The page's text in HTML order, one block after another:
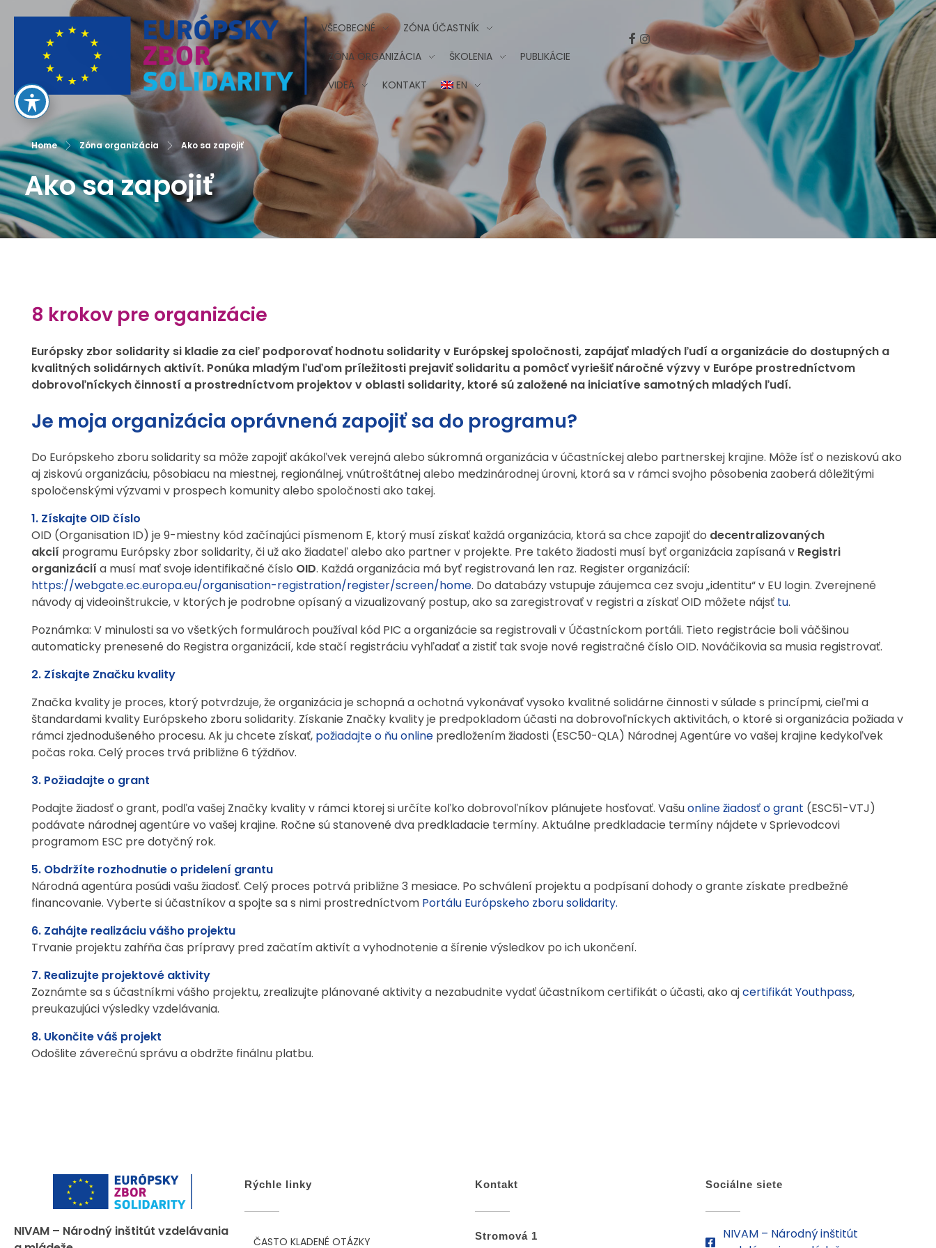
European Solidarity Corps
VŠEOBECNÉ ZÓNA ÚČASTNÍK
ZÓNA ORGANIZÁCIA ŠKOLENIA PUBLIKÁCIE
VIDEÁ KONTAKT EN
Home Zóna organizácia Ako sa zapojiť
Ako sa zapojiť
8 krokov pre organizácie
Európsky zbor solidarity si kladie za cieľ podporovať hodnotu solidarity v Európskej spoločnosti, zapájať mladých ľudí a organizácie do dostupných a
kvalitných solidárnych aktivít. Ponúka mladým ľuďom príležitosti prejaviť solidaritu a pomôcť vyriešiť náročné výzvy v Európe prostredníctvom
dobrovoľníckych činností a prostredníctvom projektov v oblasti solidarity, ktoré sú založené na iniciatíve samotných mladých ľudí.
Je moja organizácia oprávnená zapojiť sa do programu?
Do Európskeho zboru solidarity sa môže zapojiť akákoľvek verejná alebo súkromná organizácia v účastníckej alebo partnerskej krajine. Môže ísť o neziskovú ako
aj ziskovú organizáciu, pôsobiacu na miestnej, regionálnej, vnútroštátnej alebo medzinárodnej úrovni, ktorá sa v rámci svojho pôsobenia zaoberá dôležitými
spoločenskými výzvami v prospech komunity alebo spoločnosti ako takej.
1. Získajte OID číslo
OID (Organisation ID) je 9-miestny kód začínajúci písmenom E, ktorý musí získať každá organizácia, ktorá sa chce zapojiť do decentralizovaných
akcií programu Európsky zbor solidarity, či už ako žiadateľ alebo ako partner v projekte. Pre takéto žiadosti musí byť organizácia zapísaná v Registri
organizácií a musí mať svoje identifikačné číslo OID. Každá organizácia má byť registrovaná len raz. Register organizácií:
https://webgate.ec.europa.eu/organisation-registration/register/screen/home. Do databázy vstupuje záujemca cez svoju „identitu“ v EU login. Zverejnené
návody aj videoinštrukcie, v ktorých je podrobne opísaný a vizualizovaný postup, ako sa zaregistrovať v registri a získať OID môžete nájsť tu.
Poznámka: V minulosti sa vo všetkých formulároch používal kód PIC a organizácie sa registrovali v Účastníckom portáli. Tieto registrácie boli väčšinou
automaticky prenesené do Registra organizácií, kde stačí registráciu vyhľadať a zistiť tak svoje nové registračné číslo OID. Nováčikovia sa musia registrovať.
2. Získajte Značku kvality
Značka kvality je proces, ktorý potvrdzuje, že organizácia je schopná a ochotná vykonávať vysoko kvalitné solidárne činnosti v súlade s princípmi, cieľmi a
štandardami kvality Európskeho zboru solidarity. Získanie Značky kvality je predpokladom účasti na dobrovoľníckych aktivitách, o ktoré si organizácia požiada v
rámci zjednodušeného procesu. Ak ju chcete získať, požiadajte o ňu online predložením žiadosti (ESC50-QLA) Národnej Agentúre vo vašej krajine kedykoľvek
počas roka. Celý proces trvá približne 6 týždňov.
3. Požiadajte o grant
Podajte žiadosť o grant, podľa vašej Značky kvality v rámci ktorej si určíte koľko dobrovoľníkov plánujete hosťovať. Vašuonline žiadosť o grant (ESC51-VTJ)
podávate národnej agentúre vo vašej krajine. Ročne sú stanovené dva predkladacie termíny. Aktuálne predkladacie termíny nájdete v Sprievodcovi
programom ESC pre dotyčný rok.
5. Obdržíte rozhodnutie o pridelení grantu
Národná agentúra posúdi vašu žiadosť. Celý proces potrvá približne 3 mesiace. Po schválení projektu a podpísaní dohody o grante získate predbežné
financovanie. Vyberte si účastníkov a spojte sa s nimi prostredníctvom Portálu Európskeho zboru solidarity.
6. Zahájte realizáciu vášho projektu
Trvanie projektu zahŕňa čas prípravy pred začatím aktivít a vyhodnotenie a šírenie výsledkov po ich ukončení.
7. Realizujte projektové aktivity
Zoznámte sa s účastníkmi vášho projektu, zrealizujte plánované aktivity a nezabudnite vydať účastníkom certifikát o účasti, ako ajcertifikát Youthpass,
preukazujúci výsledky vzdelávania.
8. Ukončite váš projekt
Odošlite záverečnú správu a obdržte finálnu platbu.
NIVAM – Národný inštitút vzdelávania
Rýchle linky
ČASTO KLADENÉ OTÁZKY
Kontakt
Stromová 1
Sociálne siete
NIVAM – Národný inštitút